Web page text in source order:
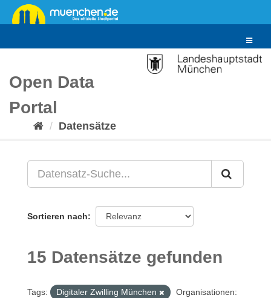
Überspringen
zum
Toggle
Open Data
Portal
Datensätze
Sortieren nach
15 Datensätze gefunden
Tags: Digitaler Zwilling München
Organisationen: